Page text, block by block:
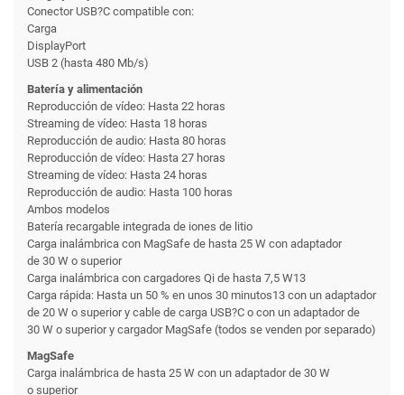
Conector USB?C compatible con:
Carga
DisplayPort
USB 2 (hasta 480 Mb/s)
Batería y alimentación
Reproducción de vídeo: Hasta 22 horas
Streaming de vídeo: Hasta 18 horas
Reproducción de audio: Hasta 80 horas
Reproducción de vídeo: Hasta 27 horas
Streaming de vídeo: Hasta 24 horas
Reproducción de audio: Hasta 100 horas
Ambos modelos
Batería recargable integrada de iones de litio
Carga inalámbrica con MagSafe de hasta 25 W con adaptador
de 30 W o superior
Carga inalámbrica con cargadores Qi de hasta 7,5 W13
Carga rápida: Hasta un 50 % en unos 30 minutos13 con un adaptador
de 20 W o superior y cable de carga USB?C o con un adaptador de
30 W o superior y cargador MagSafe (todos se venden por separado)
MagSafe
Carga inalámbrica de hasta 25 W con un adaptador de 30 W
o superior